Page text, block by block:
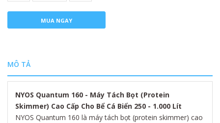
MUA NGAY
MÔ TẢ
NYOS Quantum 160 - Máy Tách Bọt (Protein
Skimmer) Cao Cấp Cho Bể Cá Biển 250 - 1.000 Lít
NYOS Quantum 160 là máy tách bọt (protein skimmer) cao